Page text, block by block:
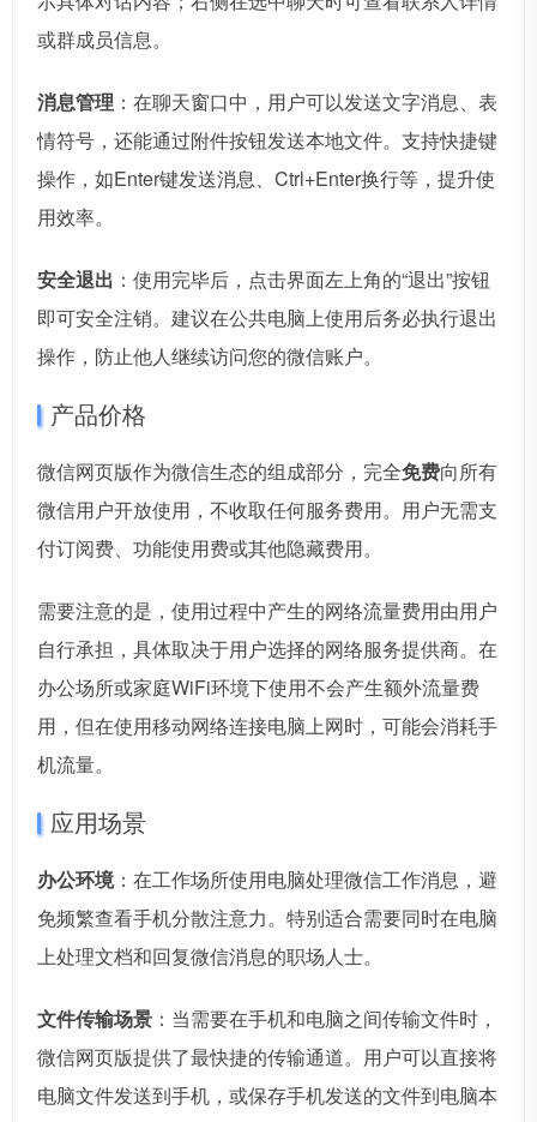
或群成员信息。
消息管理 ：在聊天窗口中，用户可以发送文字消息、表
情符号，还能通过附件按钮发送本地文件。支持快捷键
操作，如Enter键发送消息、Ctrl+Enter换行等，提升使
用效率。
安全退出 ：使用完毕后，点击界面左上角的“退出”按钮
即可安全注销。建议在公共电脑上使用后务必执行退出
操作，防止他人继续访问您的微信账户。
产品价格
微信网页版作为微信生态的组成部分，完全免费向所有
微信用户开放使用，不收取任何服务费用。用户无需支
付订阅费、功能使用费或其他隐藏费用。
需要注意的是，使用过程中产生的网络流量费用由用户
自行承担，具体取决于用户选择的网络服务提供商。在
办公场所或家庭WiFi环境下使用不会产生额外流量费
用，但在使用移动网络连接电脑上网时，可能会消耗手
机流量。
应用场景
办公环境：在工作场所使用电脑处理微信工作消息，避
免频繁查看手机分散注意力。特别适合需要同时在电脑
上处理文档和回复微信消息的职场人士。
文件传输场景 ：当需要在手机和电脑之间传输文件时，
微信网页版提供了最快捷的传输通道。用户可以直接将
电脑文件发送到手机，或保存手机发送的文件到电脑本